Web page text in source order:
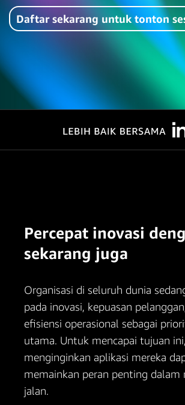
Daftar sekarang untuk tonton
Percepat inovasi
sekarang juga
Organisasi di seluruh dunia
pada inovasi, kepuasan
efisiensi operasional sebagai
utama. Untuk mencapai tujuan
menginginkan aplikasi mereka
memainkan peran penting dalam
jalan.